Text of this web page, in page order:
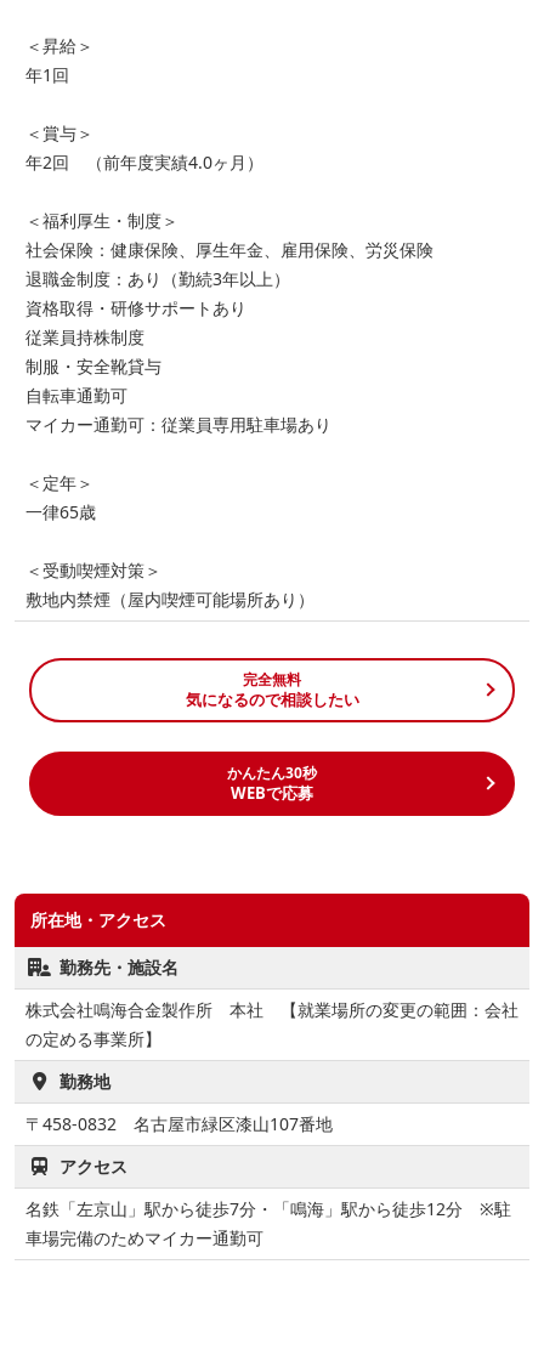
＜昇給＞
年1回
＜賞与＞
年2回 （前年度実績4.0ヶ月）
＜福利厚生・制度＞
社会保険：健康保険、厚生年金、雇用保険、労災保険
退職金制度：あり（勤続3年以上）
資格取得・研修サポートあり
従業員持株制度
制服・安全靴貸与
自転車通勤可
マイカー通勤可：従業員専用駐車場あり
＜定年＞
一律65歳
＜受動喫煙対策＞
敷地内禁煙（屋内喫煙可能場所あり）
完全無料
気になるので相談したい
かんたん30秒
WEBで応募
所在地・アクセス
勤務先・施設名
株式会社鳴海合金製作所 本社 【就業場所の変更の範囲：会社
の定める事業所】
勤務地
〒458-0832 名古屋市緑区漆山107番地
アクセス
名鉄「左京山」駅から徒歩7分・「鳴海」駅から徒歩12分 ※駐
車場完備のためマイカー通勤可